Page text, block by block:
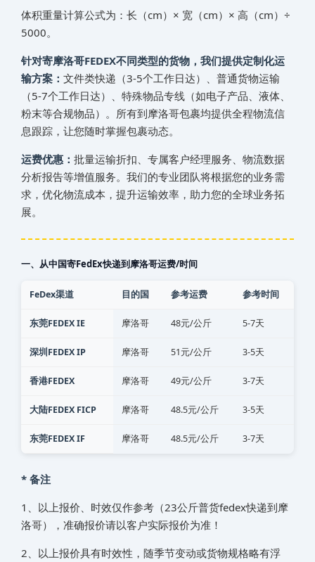
体积重量计算公式为：长（cm）× 宽（cm）× 高（cm）÷
5000。
针对寄‌‌‌摩洛哥‌‌‌‌‌‌‌‌‌‌‌‌‌‌FEDEX不同类型的货物，我们提供定制化运
输方案： 文件类快递（3-5个工作日达）、普通货物运输
（5-7个工作日达）、特殊物品专线（如电子产品、液体、
粉末等合规物品）。所有到‌‌‌摩洛哥‌‌‌‌‌‌‌‌‌‌‌‌‌‌包裹均提供全程物流信
息跟踪，让您随时掌握包裹动态。
运费优惠： 批量运输折扣、专属客户经理服务、物流数据
分析报告等增值服务。我们的专业团队将根据您的业务需
求，优化物流成本，提升运输效率，助力您的全球业务拓
展。
一、从中国寄FedEx快递到‌‌‌摩洛哥‌‌‌‌‌‌‌‌‌‌‌‌‌‌运费/时间
FeDex渠道 目的国 参考运费 参考时间
东莞FEDEX IE ‌‌‌摩洛哥‌‌‌‌‌‌‌‌‌‌‌‌‌‌ 48元/公斤 5-7天
深圳FEDEX IP ‌‌‌摩洛哥‌‌‌‌‌‌‌‌‌‌‌‌‌‌ 51元/公斤 3-5天
香港FEDEX ‌‌‌摩洛哥‌‌‌‌‌‌‌‌‌‌‌‌‌‌ 49元/公斤 3-7天
大陆FEDEX FICP ‌‌‌摩洛哥‌‌‌‌‌‌‌‌‌‌‌‌‌‌ 48.5元/公斤 3-5天
东莞FEDEX IF ‌‌‌摩洛哥‌‌‌‌‌‌‌‌‌‌‌‌‌‌ 48.5元/公斤 3-7天
* 备注
1、以上报价、时效仅作参考（23公斤普货fedex快递到‌‌‌摩
洛哥‌‌‌‌‌‌‌‌‌‌‌‌‌‌），准确报价请以客户实际报价为准！
2、以上报价具有时效性，随季节变动或货物规格略有浮